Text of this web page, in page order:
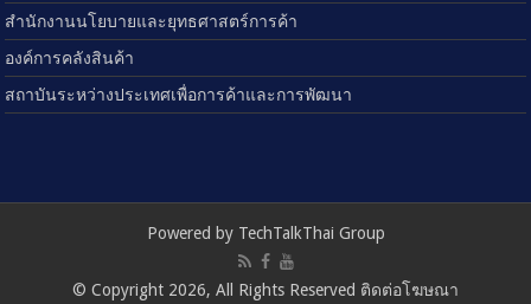
สำนักงานนโยบายและยุทธศาสตร์การค้า
องค์การคลังสินค้า
สถาบันระหว่างประเทศเพื่อการค้าและการพัฒนา
Powered by TechTalkThai Group
© Copyright 2026, All Rights Reserved ติดต่อโฆษณา